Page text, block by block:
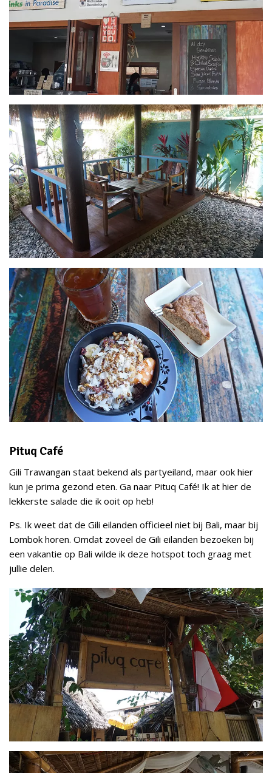
Pituq Café
Gili Trawangan staat bekend als partyeiland, maar ook hier
kun je prima gezond eten. Ga naar Pituq Café! Ik at hier de
lekkerste salade die ik ooit op heb!
Ps. Ik weet dat de Gili eilanden officieel niet bij Bali, maar bij
Lombok horen. Omdat zoveel de Gili eilanden bezoeken bij
een vakantie op Bali wilde ik deze hotspot toch graag met
jullie delen.